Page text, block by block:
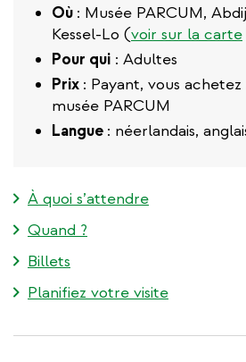
Où : Musée PARCUM,
Kessel-Lo (voir sur la carte
Pour qui : Adultes
Prix : Payant, vous
musée PARCUM
Langue : néerlandais,
À quoi s’attendre
Quand ?
Billets
Planifiez votre visite